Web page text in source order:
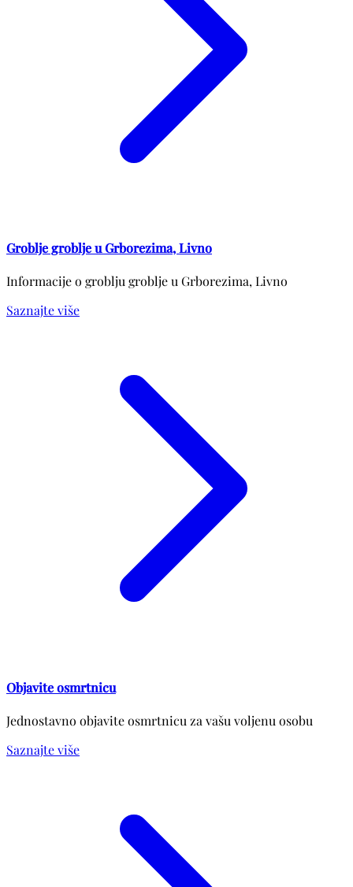
Groblje groblje u Grborezima, Livno
Informacije o groblju groblje u Grborezima, Livno
Saznajte više
Objavite osmrtnicu
Jednostavno objavite osmrtnicu za vašu voljenu osobu
Saznajte više